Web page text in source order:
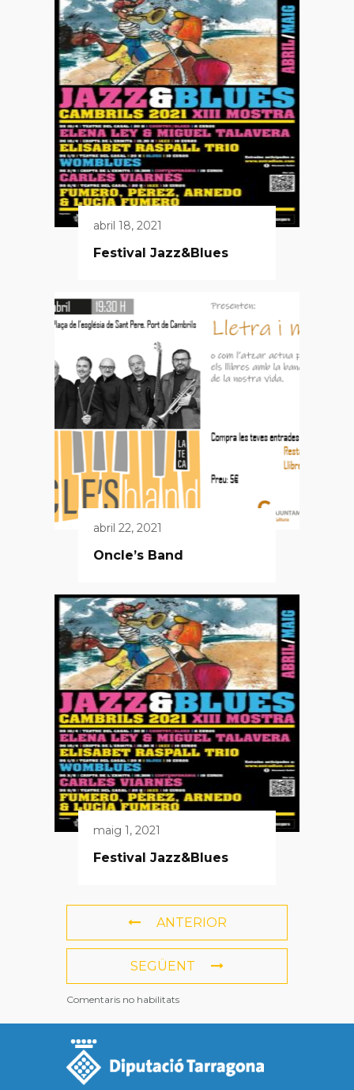
abril 18, 2021
Festival Jazz&Blues
abril 22, 2021
Oncle’s Band
maig 1, 2021
Festival Jazz&Blues
ANTERIOR
SEGÜENT
Comentaris no habilitats